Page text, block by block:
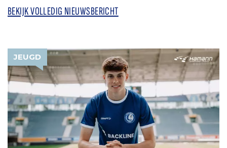
BEKIJK VOLLEDIG NIEUWSBERICHT
JEUGD